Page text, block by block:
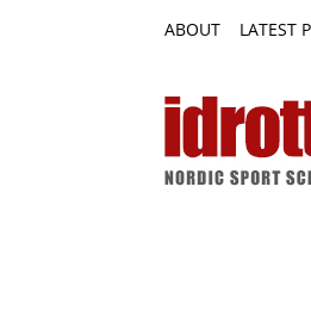
ABOUT LATEST